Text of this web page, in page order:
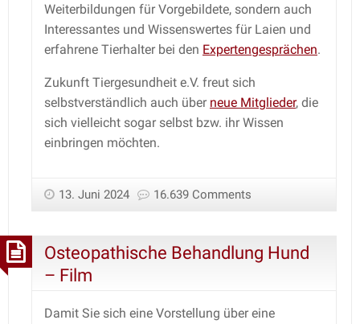
Weiterbildungen für Vorgebildete, sondern auch
Interessantes und Wissenswertes für Laien und
erfahrene Tierhalter bei den Expertengesprächen.
Zukunft Tiergesundheit e.V. freut sich
selbstverständlich auch über neue Mitglieder, die
sich vielleicht sogar selbst bzw. ihr Wissen
einbringen möchten.
13. Juni 2024 16.639 Comments
Osteopathische Behandlung Hund
– Film
Damit Sie sich eine Vorstellung über eine